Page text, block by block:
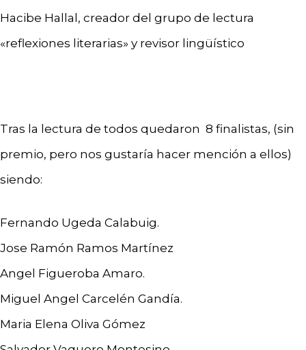
Hacibe Hallal, creador del grupo de lectura
«reflexiones literarias» y revisor lingüístico
Tras la lectura de todos quedaron 8 finalistas, (sin
premio, pero nos gustaría hacer mención a ellos)
siendo:
Fernando Ugeda Calabuig.
Jose Ramón Ramos Martínez
Angel Figueroba Amaro.
Miguel Angel Carcelén Gandía.
Maria Elena Oliva Gómez